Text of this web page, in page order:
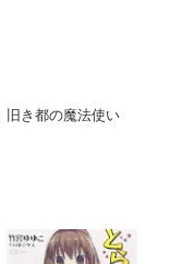
旧き都の魔法使い